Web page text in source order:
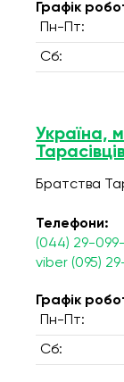
Графік
Пн-Пт:
Сб:
Україна,
Братства
Телефони:
(044) 29-
viber (095)
Графік
Пн-Пт:
Сб: